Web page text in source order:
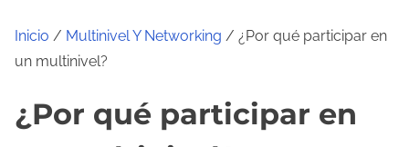
Inicio / Multinivel Y Networking / ¿Por qué participar en
un multinivel?
¿Por qué participar en